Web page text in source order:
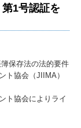
第1号認証を
保存法の法的要件
ト協会（JIIMA）
ト協会によりライ